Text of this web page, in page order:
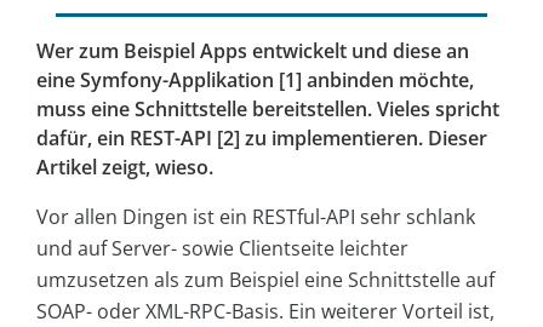
Wer zum Beispiel Apps entwickelt und diese an
eine Symfony-Applikation [1] anbinden möchte,
muss eine Schnittstelle bereitstellen. Vieles spricht
dafür, ein REST-API [2] zu implementieren. Dieser
Artikel zeigt, wieso.
Vor allen Dingen ist ein RESTful-API sehr schlank
und auf Server- sowie Clientseite leichter
umzusetzen als zum Beispiel eine Schnittstelle auf
SOAP- oder XML-RPC-­Basis. Ein weiterer Vorteil ist,